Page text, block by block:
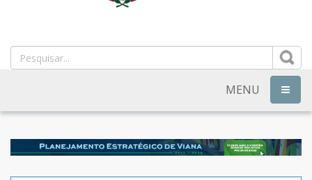
MUNICIPAL
DE
VIANA
ES
MENU